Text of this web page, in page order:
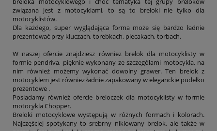
związana jest z motocyklami, to są to breloki nie tylko dla
motocyklistów.
Dla każdego, super wyglądająca forma może się bardzo ładnie
prezentować przy kluczach, torebkach, plecakach, torbach.
W naszej ofercie znajdziesz również brelok dla motocyklisty w
formie pendriva, pięknie wykonany ze szczegółami motocykla, na
nim również możemy wykonać dowolny grawer. Ten brelok z
motocyklem jest również ładnie zapakowany w eleganckie pudełko
prezentowe .
Posiadamy również ofercie breloczek dla motocyklisty w formie
motocykla Chopper.
Breloki motocyklowe występują w różnych formach i kolorach.
Najczęściej spotykany to srebrny niklowany brelok, ale także w